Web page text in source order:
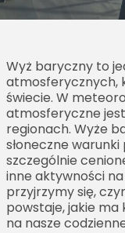
Wyż baryczny to
atmosferycznych,
świecie. W
atmosferyczne
regionach. Wyże
słoneczne
szczególnie
inne aktywności
przyjrzymy się,
powstaje, jakie ma
na nasze